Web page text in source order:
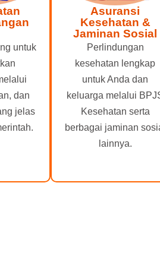
untuk
dan
jelas
Asuransi
Kesehatan &
Jaminan Sosial
Perlindungan
kesehatan lengkap
untuk Anda dan
keluarga melalui
Kesehatan serta
berbagai jaminan
lainnya.